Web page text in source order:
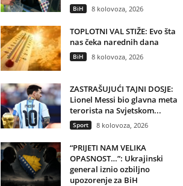
BiH 8 kolovoza, 2026
TOPLOTNI VAL STIŽE: Evo šta
nas čeka narednih dana
BiH 8 kolovoza, 2026
ZASTRAŠUJUĆI TAJNI DOSJE:
Lionel Messi bio glavna meta
terorista na Svjetskom...
Sport 8 kolovoza, 2026
“PRIJETI NAM VELIKA
OPASNOST…”: Ukrajinski
general iznio ozbiljno
upozorenje za BiH